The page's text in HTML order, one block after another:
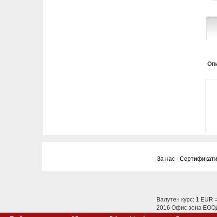
За нас |
Валутен курс: 1 EUR
2016 Офис зона